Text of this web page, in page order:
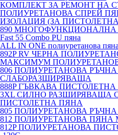
КОМПЛЕКТ ЗА РЕМОНТ НА
ПОЛИУРЕТАНОВА СПРЕЙ
ИЗОЛАЦИЯ (ЗА
890
Fast 55 Combo PU пяна
ALL IN ONE полиуретанова пяна
892P RV ЧЕРНА
МАКСИМУМ
806 ПОЛИУРЕТАНОВА
СЛАБОРАЗШИРЯВАЩА
888P ГЪВКАВА
3XL СИЛНО РАЗШИРЯВАЩА
ПИСТОЛЕТНА ПЯНА
805 ПОЛИУРЕТАНОВА
812 ПОЛИУРЕТАНОВА ПЯНА
812P ПОЛИУРЕТАНОВА